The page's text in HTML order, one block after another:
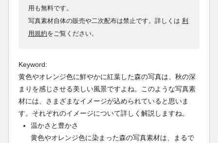
用も無料です。
写真素材自体の販売や二次配布は禁止です。詳しくは 利
用規約をご覧ください。
Keyword:
黄色やオレンジ色に鮮やかに紅葉した森の写真は、秋の深
まりを感じさせる美しい風景ですよね。このような写真素
材には、さまざまなイメージが込められていると思いま
す。それぞれのイメージについて詳しく解説しますね。
温かさと豊かさ
黄色やオレンジ色に染まった森の写真素材は、まるで